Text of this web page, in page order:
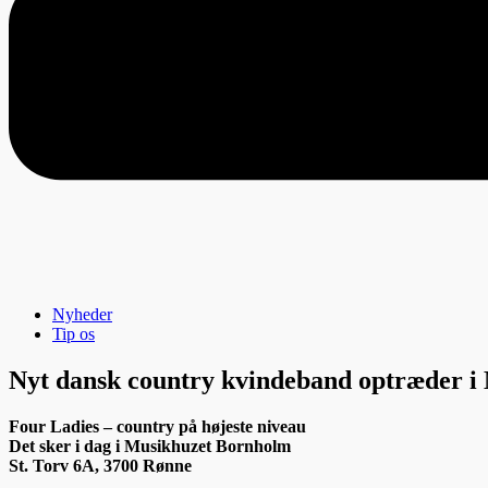
Nyheder
Tip os
Nyt dansk country kvindeband optræder i
Four Ladies – country på højeste niveau
Det sker i dag i Musikhuzet Bornholm
St. Torv 6A, 3700 Rønne